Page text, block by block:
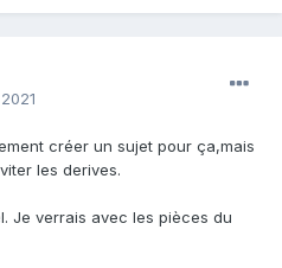
créer un sujet pour ça,mais
les derives.
Je verrais avec les pièces du